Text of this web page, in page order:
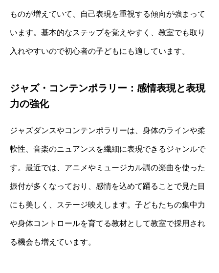
ものが増えていて、自己表現を重視する傾向が強まって
います。基本的なステップを覚えやすく、教室でも取り
入れやすいので初心者の子どもにも適しています。
ジャズ・コンテンポラリー：感情表現と表現
力の強化
ジャズダンスやコンテンポラリーは、身体のラインや柔
軟性、音楽のニュアンスを繊細に表現できるジャンルで
す。最近では、アニメやミュージカル調の楽曲を使った
振付が多くなっており、感情を込めて踊ることで見た目
にも美しく、ステージ映えします。子どもたちの集中力
や身体コントロールを育てる教材として教室で採用され
る機会も増えています。